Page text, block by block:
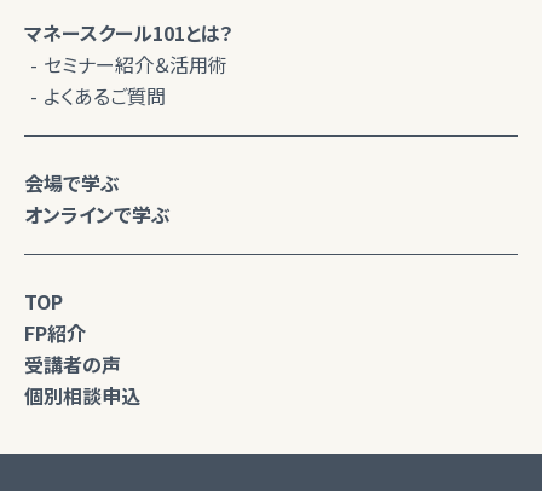
マネースクール101とは？
セミナー紹介＆活用術
よくあるご質問
会場で学ぶ
オンラインで学ぶ
TOP
FP紹介
受講者の声
個別相談申込